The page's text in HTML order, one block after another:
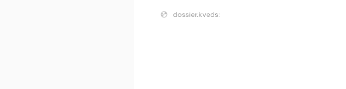
dossier.kveds: